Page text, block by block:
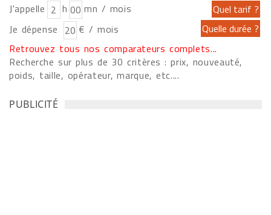
J'appelle h
mn / mois
Je dépense
€ / mois
Retrouvez tous nos comparateurs complets...
Recherche sur plus de 30 critères : prix, nouveauté,
poids, taille, opérateur, marque, etc....
PUBLICITÉ